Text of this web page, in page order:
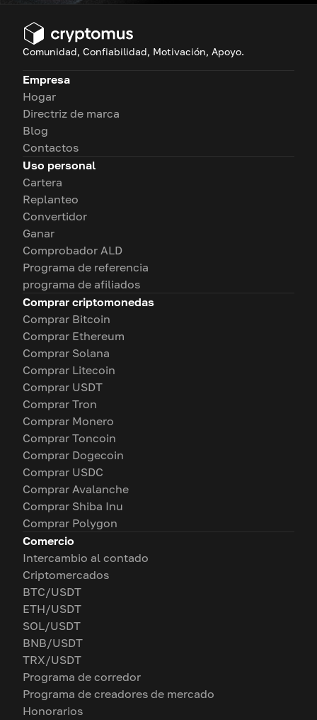
Comunidad, Confiabilidad, Motivación, Apoyo.
Empresa
Hogar
Directriz de marca
Blog
Contactos
Uso personal
Cartera
Replanteo
Convertidor
Ganar
Comprobador ALD
Programa de referencia
programa de afiliados
Comprar criptomonedas
Comprar Bitcoin
Comprar Ethereum
Comprar Solana
Comprar Litecoin
Comprar USDT
Comprar Tron
Comprar Monero
Comprar Toncoin
Comprar Dogecoin
Comprar USDC
Comprar Avalanche
Comprar Shiba Inu
Comprar Polygon
Comercio
Intercambio al contado
Criptomercados
BTC/USDT
ETH/USDT
SOL/USDT
BNB/USDT
TRX/USDT
Programa de corredor
Programa de creadores de mercado
Honorarios